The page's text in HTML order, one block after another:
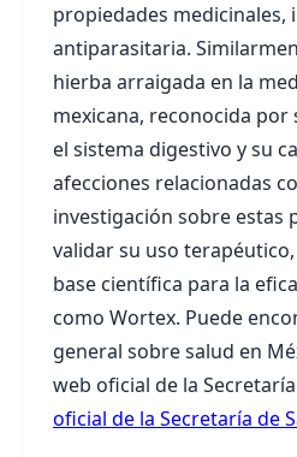
propiedades medicinales,
antiparasitaria.
hierba arraigada en la
mexicana, reconocida por
el sistema digestivo y su
afecciones relacionadas
investigación sobre estas
validar su uso
base científica para la
como Wortex. Puede
general sobre salud en
web oficial de la
oficial de la Secretaría de